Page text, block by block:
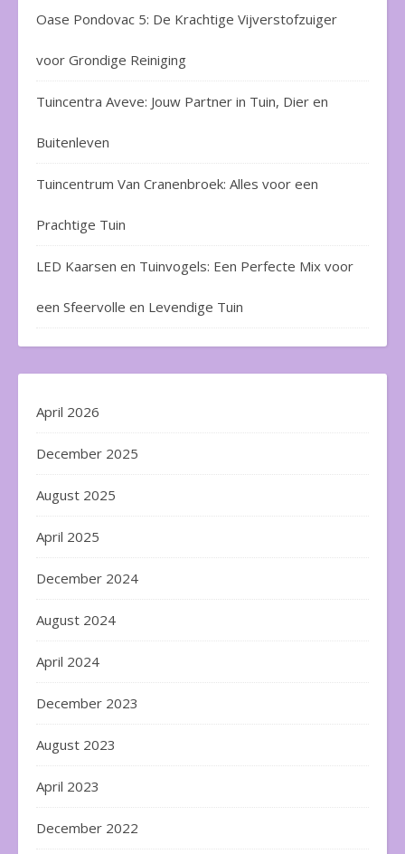
Oase Pondovac 5: De Krachtige Vijverstofzuiger
voor Grondige Reiniging
Tuincentra Aveve: Jouw Partner in Tuin, Dier en
Buitenleven
Tuincentrum Van Cranenbroek: Alles voor een
Prachtige Tuin
LED Kaarsen en Tuinvogels: Een Perfecte Mix voor
een Sfeervolle en Levendige Tuin
April 2026
December 2025
August 2025
April 2025
December 2024
August 2024
April 2024
December 2023
August 2023
April 2023
December 2022